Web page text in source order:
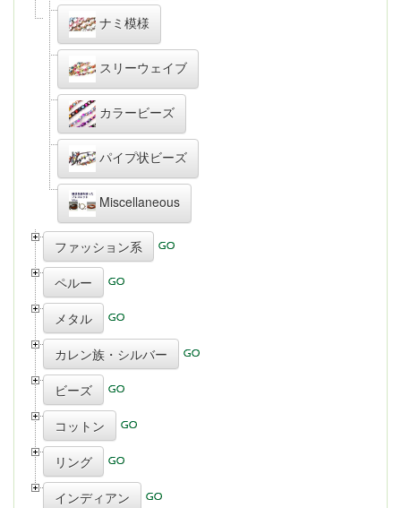
ナミ模様
スリーウェイブ
カラービーズ
パイプ状ビーズ
Miscellaneous
ファッション系
ペルー
メタル
カレン族・シルバー
ビーズ
コットン
リング
インディアン